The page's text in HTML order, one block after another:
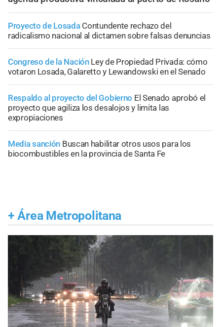
Proyecto de Losada Contundente rechazo del
radicalismo nacional al dictamen sobre falsas denuncias
Congreso de la Nación Ley de Propiedad Privada: cómo
votaron Losada, Galaretto y Lewandowski en el Senado
Respaldo al proyecto del Gobierno El Senado aprobó el
proyecto que agiliza los desalojos y limita las
expropiaciones
Media sanción Buscan habilitar otros usos para los
biocombustibles en la provincia de Santa Fe
+ Área Metropolitana